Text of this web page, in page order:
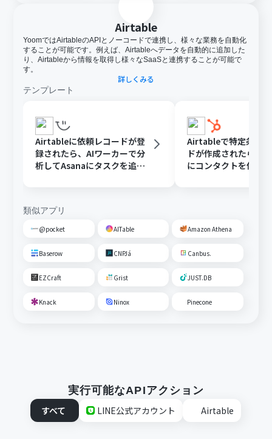
Airtable
YoomではAirtableのAPIとノーコードで連携し、様々な業務を自動化
することが可能です。例えば、Airtableへデータを自動的に追加した
り、Airtableから情報を取得し様々なSaaSと連携することが可能で
す。
詳しくみる
テンプレート
Airtableに依頼レコードが登
録されたら、AIワーカーで分
析してAsanaにタスクを追加
Airtableで特定条件
ドが作成されたら、
にコンタクトを作成
類似アプリ
@pocket AITable Amazon Athena
Baserow CNPJá Canbus.
EZCraft Grist JUST.DB
Knack Ninox Pinecone
実行可能なAPIアクション
すべて
LINE公式アカウント Airtable